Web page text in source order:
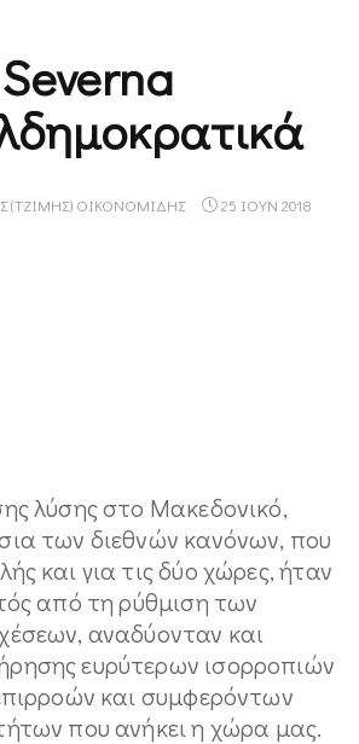
Severna
(ΤΖΊΜΗΣ) ΟΙΚΟΝΟΜΊΔΗΣ 25 ΙΟΥΝ 2018
λύσης στο Μακεδονικό,
των διεθνών κανόνων, που
και για τις δύο χώρες, ήταν
από τη ρύθμιση των
αναδύονταν και
ευρύτερων ισορροπιών
και συμφερόντων
που ανήκει η χώρα μας.